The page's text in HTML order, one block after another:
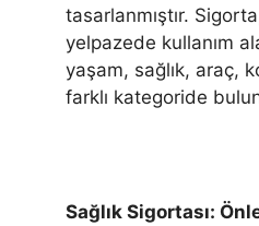
tasarlanmıştır.
yelpazede kullanım
yaşam, sağlık, araç,
farklı kategoride
Sağlık Sigortası: